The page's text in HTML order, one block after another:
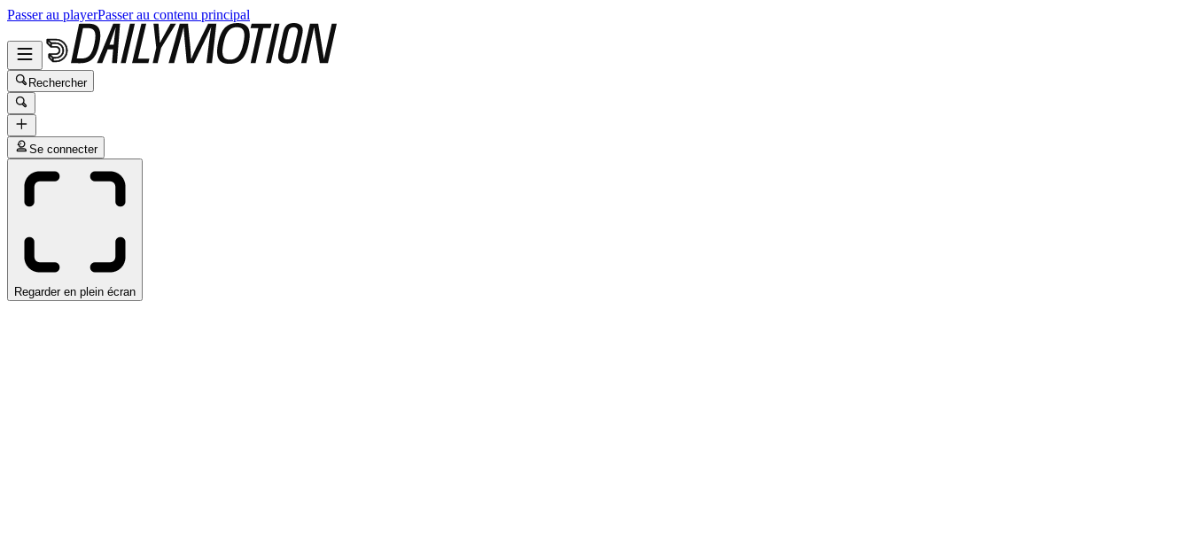
Passer au playerPasser au contenu principal
Rechercher
Se connecter
Regarder en plein écran